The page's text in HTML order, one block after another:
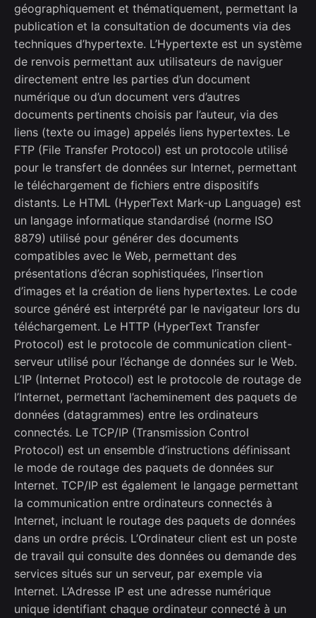
géographiquement et thématiquement, permettant la
publication et la consultation de documents via des
techniques d’hypertexte. L’Hypertexte est un système
de renvois permettant aux utilisateurs de naviguer
directement entre les parties d’un document
numérique ou d’un document vers d’autres
documents pertinents choisis par l’auteur, via des
liens (texte ou image) appelés liens hypertextes. Le
FTP (File Transfer Protocol) est un protocole utilisé
pour le transfert de données sur Internet, permettant
le téléchargement de fichiers entre dispositifs
distants. Le HTML (HyperText Mark-up Language) est
un langage informatique standardisé (norme ISO
8879) utilisé pour générer des documents
compatibles avec le Web, permettant des
présentations d’écran sophistiquées, l’insertion
d’images et la création de liens hypertextes. Le code
source généré est interprété par le navigateur lors du
téléchargement. Le HTTP (HyperText Transfer
Protocol) est le protocole de communication client-
serveur utilisé pour l’échange de données sur le Web.
L’IP (Internet Protocol) est le protocole de routage de
l’Internet, permettant l’acheminement des paquets de
données (datagrammes) entre les ordinateurs
connectés. Le TCP/IP (Transmission Control
Protocol) est un ensemble d’instructions définissant
le mode de routage des paquets de données sur
Internet. TCP/IP est également le langage permettant
la communication entre ordinateurs connectés à
Internet, incluant le routage des paquets de données
dans un ordre précis. L’Ordinateur client est un poste
de travail qui consulte des données ou demande des
services situés sur un serveur, par exemple via
Internet. L’Adresse IP est une adresse numérique
unique identifiant chaque ordinateur connecté à un